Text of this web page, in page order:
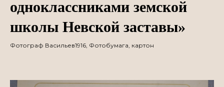
одноклассниками земской
школы Невской заставы»
Фотограф Васильев1916, Фотобумага, картон